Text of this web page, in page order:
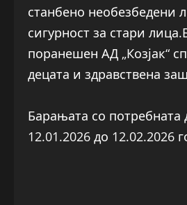
станбено необезбедени
сигурност за стари
поранешен АД „Козјак“
децата и здравствена
Барањата со потребната
12.01.2026 до 12.02.2026